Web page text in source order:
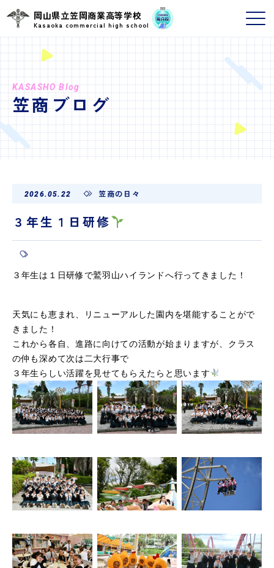
岡山県立笠岡商業高等学校
Kasaoka commercial high school
KASASHO Blog
笠商ブログ
2026.05.22 笠商の日々
３年生１日研修
３年生は１日研修で鷲羽山ハイランドへ行ってきました！
天気にも恵まれ、リニューアルした園内を堪能することがで
きました！
これから各自、進路に向けての活動が始まりますが、クラス
の仲も深めて次は二大行事で
３年生らしい活躍を見せてもらえたらと思います